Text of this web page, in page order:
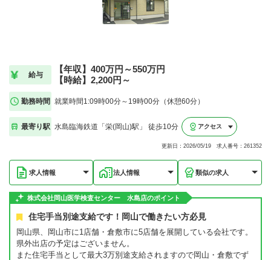
給与
【年収】400万円～550万円
【時給】2,200円～
勤務時間 就業時間1:09時00分～19時00分（休憩60分）
最寄り駅 水島臨海鉄道「栄(岡山)駅」 徒歩10分 アクセス
更新日：2026/05/19 求人番号：261352
求人情報 法人情報 類似の求人
株式会社岡山医学検査センター 水島店のポイント
住宅手当別途支給です！岡山で働きたい方必見
岡山県、岡山市に1店舗・倉敷市に5店舗を展開している会社です。
県外出店の予定はございません。
また住宅手当として最大3万別途支給されますので岡山・倉敷でず